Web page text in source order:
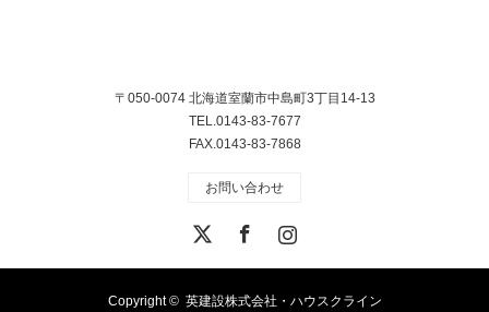
〒050-0074 北海道室蘭市中島町3丁目14-13
TEL.0143-83-7677
FAX.0143-83-7868
お問い合わせ
Instagram
Copyright © 英建設株式会社・ハウスクライン